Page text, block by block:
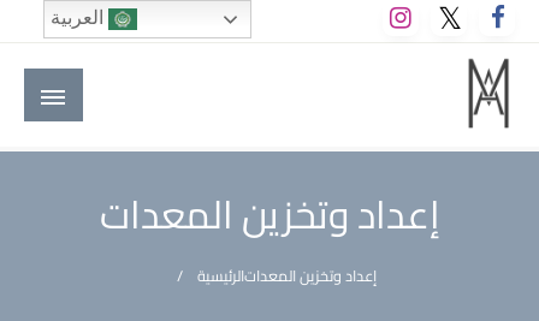
التخطي
إلى
المحتوى
M A hotels | إم ايه هوتيلز
الموقع الأول للعاملين في الفنادق في العالم العربي
إعداد وتخزين المعدات
الرئيسيةإعداد وتخزين المعدات
العربية